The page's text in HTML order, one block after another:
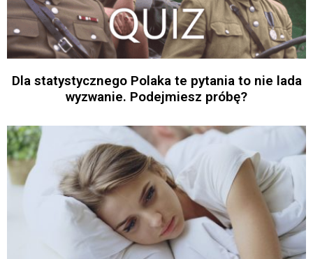
Dla statystycznego Polaka te pytania to nie lada
wyzwanie. Podejmiesz próbę?